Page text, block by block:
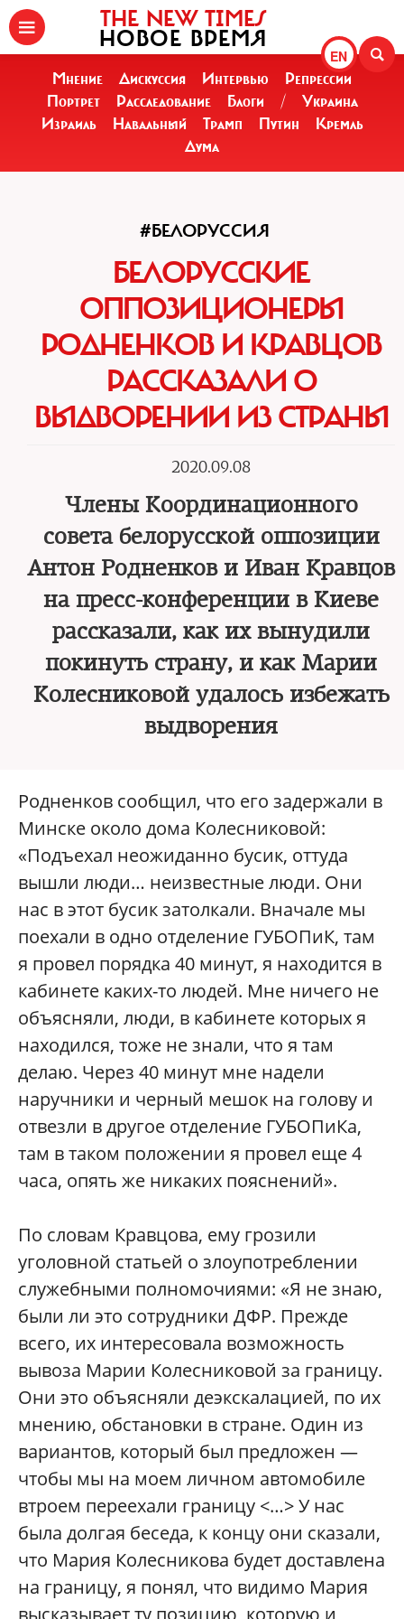
EN
THE NEW TIMES
НОВОЕ ВРЕМЯ
Мнение Дискуссия Интервью
Репрессии
Портрет
Расследование Блоги /
Украина
Израиль
Навальный Трамп Путин
Кремль
Дума
#БЕЛОРУССИЯ
БЕЛОРУССКИЕ
ОППОЗИЦИОНЕРЫ
РОДНЕНКОВ И КРАВЦОВ
РАССКАЗАЛИ О
ВЫДВОРЕНИИ ИЗ СТРАНЫ
2020.09.08
Члены Координационного
совета белорусской оппозиции
Антон Родненков и Иван Кравцов
на пресс-конференции в Киеве
рассказали, как их вынудили
покинуть страну, и как Марии
Колесниковой удалось избежать
выдворения
Родненков сообщил, что его задержали в
Минске около дома Колесниковой:
«Подъехал неожиданно бусик, оттуда
вышли люди… неизвестные люди. Они
нас в этот бусик затолкали. Вначале мы
поехали в одно отделение ГУБОПиК, там
я провел порядка 40 минут, я находится в
кабинете каких-то людей. Мне ничего не
объясняли, люди, в кабинете которых я
находился, тоже не знали, что я там
делаю. Через 40 минут мне надели
наручники и черный мешок на голову и
отвезли в другое отделение ГУБОПиКа,
там в таком положении я провел еще 4
часа, опять же никаких пояснений».
По словам Кравцова, ему грозили
уголовной статьей о злоупотреблении
служебными полномочиями: «Я не знаю,
были ли это сотрудники ДФР. Прежде
всего, их интересовала возможность
вывоза Марии Колесниковой за границу.
Они это объясняли деэкскалацией, по их
мнению, обстановки в стране. Один из
вариантов, который был предложен —
чтобы мы на моем личном автомобиле
втроем переехали границу <…> У нас
была долгая беседа, к концу они сказали,
что Мария Колесникова будет доставлена
на границу, я понял, что видимо Мария
высказывает ту позицию, которую и